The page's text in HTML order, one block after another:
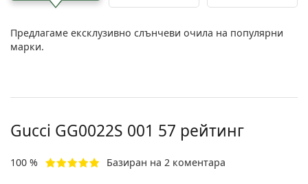
Предлагаме ексклузивно слънчеви очила на популярни
марки.
Gucci GG0022S 001 57 рейтинг
100 % Базиран на 2 коментара